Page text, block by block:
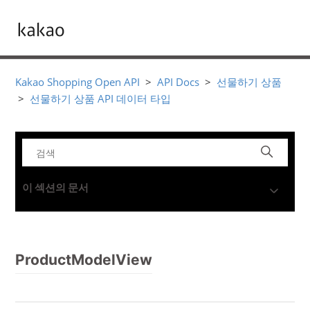
Kakao Shopping Open API API Docs
선물하기 상품
선물하기 상품 API 데이터 타입
이 섹션의 문서
ProductModelView